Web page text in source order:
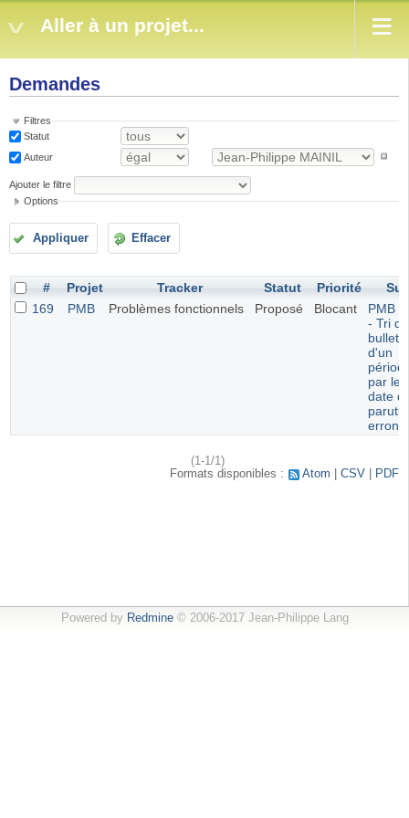
Aller à un projet...
Demandes
Filtres
Statut
Auteur
Ajouter le filtre
Options
Appliquer Effacer
# Projet Tracker Statut Priorité
169
PMB Problèmes fonctionnels Proposé Blocant
PMB
- Tri
d'un
par
date
erroné
(1-1/1)
Formats disponibles :
Atom CSV PDF
Powered by Redmine© 2006-2017 Jean-Philippe Lang